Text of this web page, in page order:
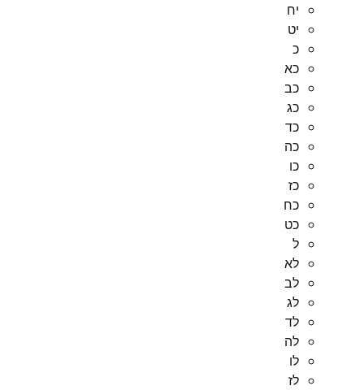
יח
יט
כ
כא
כב
כג
כד
כה
כו
כז
כח
כט
ל
לא
לב
לג
לד
לה
לו
לז